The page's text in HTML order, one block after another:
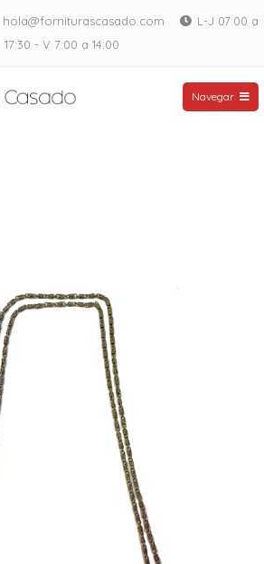
hola@forniturascasado.com
L-J 07:00 a
17:30 - V 7:00 a 14:00
Fornituras Casado
Navegar